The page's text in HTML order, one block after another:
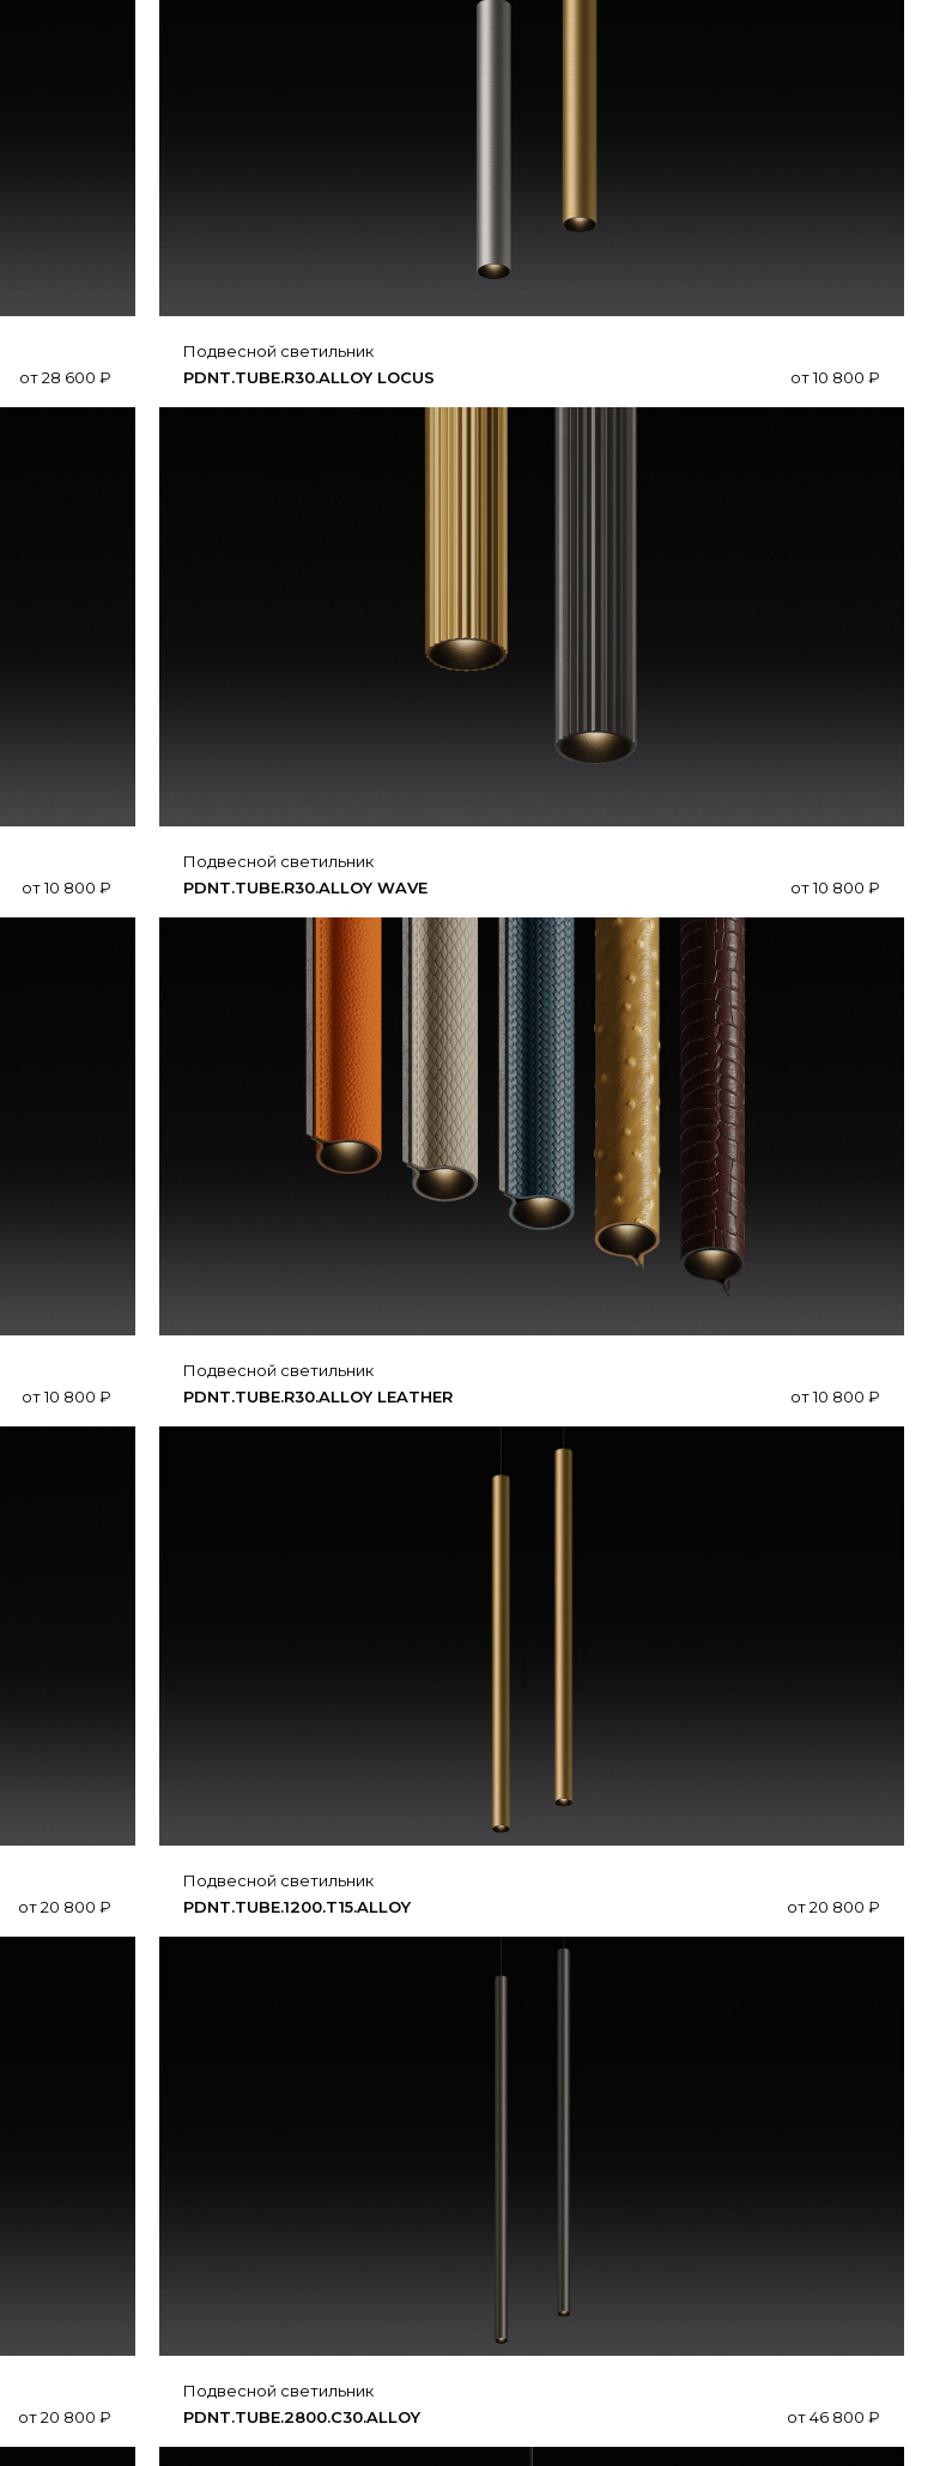
от28 600 ₽
подвесной светильник
PDNT.​TUBE.​R30.​ALLOY LOCUS
от10 800 ₽
от10 800 ₽
подвесной светильник
PDNT.​TUBE.​R30.​ALLOY WAVE
от10 800 ₽
от10 800 ₽
подвесной светильник
PDNT.​​TUBE.​​R30.​​ALLOY LEATHER
от10 800 ₽
от20 800 ₽
подвесной светильник
PDNT.​TUBE.​1200.​T15.​ALLOY
от20 800 ₽
от20 800 ₽
подвесной светильник
PDNT.​TUBE.​2800.​C30.​ALLOY
от46 800 ₽